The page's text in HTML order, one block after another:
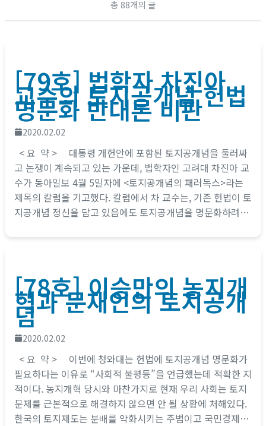
총 88개의 글
[79호] 법학자 차진아
교수의 토지공개념 헌법
명문화 반대론 비판
2020.02.02
< 요 약 > 대통령 개헌안에 포함된 토지공개념을 둘러싸
고 논쟁이 계속되고 있는 가운데, 법학자인 고려대 차진아 교
수가 동아일보 4월 5일자에 <토지공개념의 패러독스>라는
제목의 칼럼을 기고했다. 칼럼에서 차 교수는, 기존 헌법이 토
지공개념 정신을 담고 있음에도 토지공개념을 명문화하려는
[78호] 이승만의 농지개
혁과 문재인의 토지공개
념
2020.02.02
< 요 약 > 이번에 청와대는 헌법에 토지공개념 명문화가
필요하다는 이유로 “사회적 불평등”을 언급했는데 적확한 지
적이다. 농지개혁 당시와 마찬가지로 현재 우리 사회는 토지
문제를 근본적으로 해결하지 않으면 안 될 상황에 처해있다.
한국의 토지제도는 분배를 악화시키는 주범이고 국민경제를